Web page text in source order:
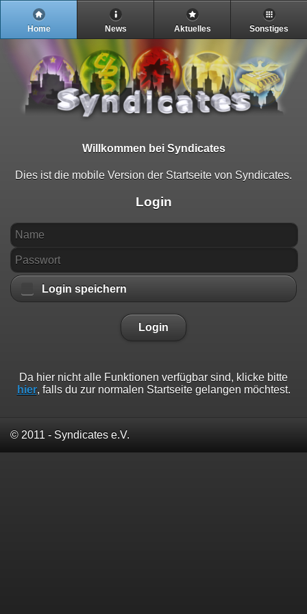
Home News Aktuelles Sonstiges
Willkommen bei Syndicates
Dies ist die mobile Version der Startseite von Syndicates.
Login
Login speichern
Login
Da hier nicht alle Funktionen verfügbar sind, klicke bitte
hier, falls du zur normalen Startseite gelangen möchtest.
© 2011 - Syndicates e.V.